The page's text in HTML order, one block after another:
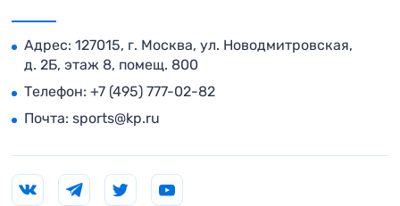
Адрес: 127015, г. Москва, ул. Новодмитровская,
д. 2Б, этаж 8, помещ. 800
Телефон: +7 (495) 777-02-82
Почта: sports@kp.ru